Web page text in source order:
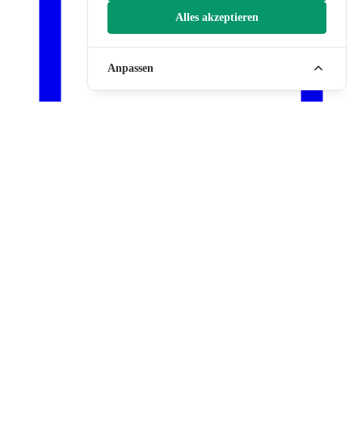
Alles akzeptieren
Anpassen